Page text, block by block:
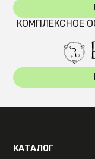
КОМПЛЕКСНОЕ
КАТАЛОГ